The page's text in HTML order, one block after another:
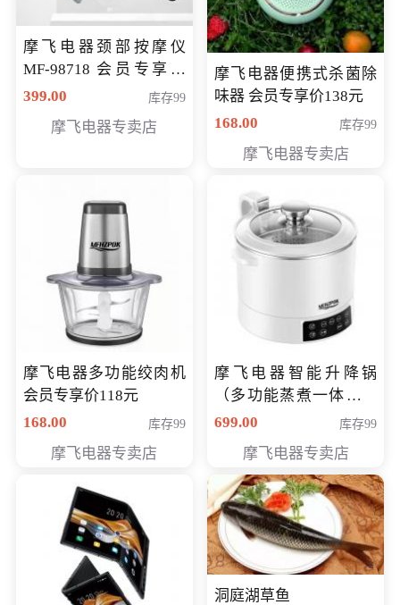
摩飞电器颈部按摩仪
MF-98718 会员专享价
299元
399.00 库存99
摩飞电器专卖店
摩飞电器便携式杀菌除
味器 会员专享价138元
168.00
库存99
摩飞电器专卖店
摩飞电器多功能绞肉机
会员专享价118元
168.00
库存99
摩飞电器专卖店
摩飞电器智能升降锅
（多功能蒸煮一体锅）
（智能升降养生锅） 会
699.00 库存99
摩飞电器专卖店
洞庭湖草鱼